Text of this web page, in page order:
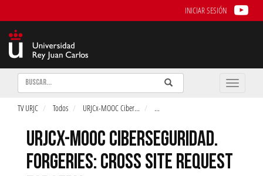
INICIAR SESIÓN
Buscar Enviar
Buscar
Toggle
TV URJC Todos URJCx-MOOC Ciber... ...
URJCX-MOOC CIBERSEGURIDAD.
FORGERIES: CROSS SITE REQUEST